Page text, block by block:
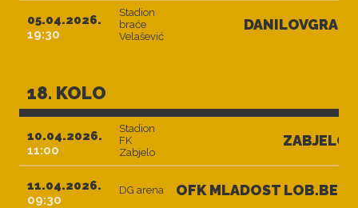
05.04.2026.
19:30
Stadion
braće
Velašević
DANILOVGRAD
18. KOLO
10.04.2026.
11:00
Stadion
FK
Zabjelo
ZABJELO
11.04.2026.
09:30
DG arena OFK MLADOST LOB.BET